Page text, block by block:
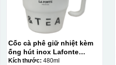
Cốc cà phê giữ nhiệt kèm
ống hút inox Lafonte
480ML – 012782
Kích thước: 480ml